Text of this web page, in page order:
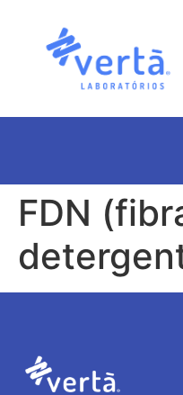
FDN